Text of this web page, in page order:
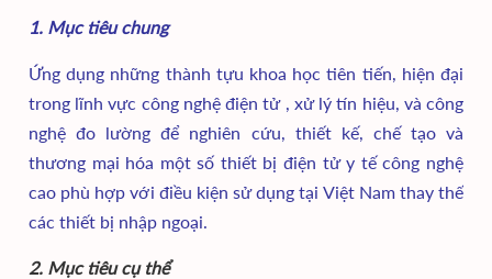
1. Mục tiêu chung
Ứng dụng những thành tựu khoa học tiên tiến, hiện đại
trong lĩnh vực công nghệ điện tử , xử lý tín hiệu, và công
nghệ đo lường để nghiên cứu, thiết kế, chế tạo và
thương mại hóa một số thiết bị điện tử y tế công nghệ
cao phù hợp với điều kiện sử dụng tại Việt Nam thay thế
các thiết bị nhập ngoại.
2. Mục tiêu cụ thể